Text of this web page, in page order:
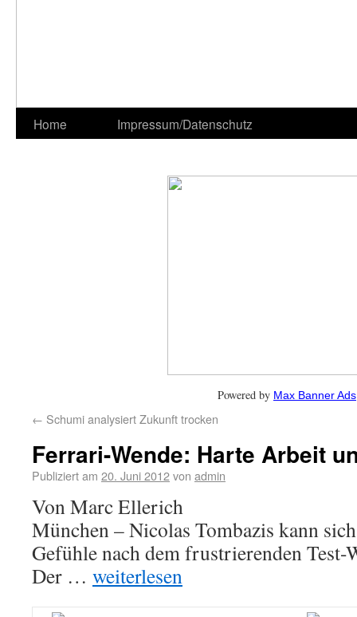
Home Impressum/Datenschutz
Powered by Max Banner Ads
← Schumi analysiert Zukunft trocken
Ferrari-Wende: Harte Arbeit
Publiziert am 20. Juni 2012von admin
Von Marc Ellerich
München – Nicolas Tombazis kann
Gefühle nach dem frustrierenden
Der … weiterlesen